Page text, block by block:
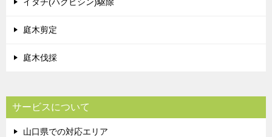
庭木剪定
庭木伐採
サービスについて
山口県での対応エリア